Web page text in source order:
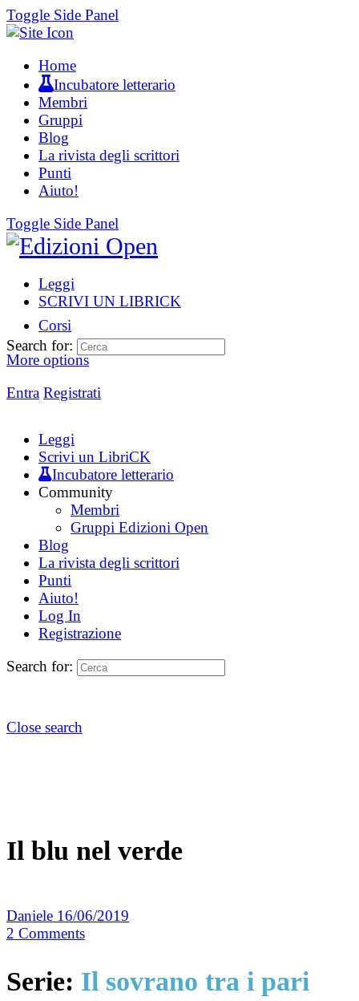
Toggle Side Panel
Home
Incubatore letterario
Membri
Gruppi
Blog
La rivista degli scrittori
Punti
Aiuto!
Toggle Side Panel
Leggi
SCRIVI UN LIBRICK
Corsi
More options
Entra Registrati
Search for:
Leggi
Scrivi un LibriCK
Incubatore letterario
Community
Membri
Gruppi Edizioni Open
Blog
La rivista degli scrittori
Punti
Aiuto!
Log In
Registrazione
Search for:
Close search
Il blu nel verde
Daniele 16/06/2019
2 Comments
Serie: Il sovrano tra i pari